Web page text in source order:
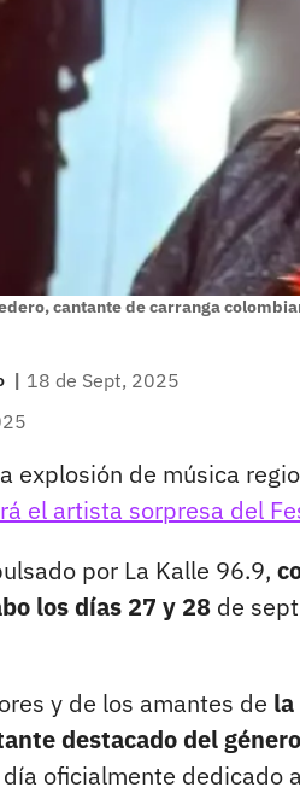
cantante de carranga
| 18 de Sept, 2025
explosión de música
el artista sorpresa del
por La Kalle 96.9,
los días 27 y 28 de
y de los amantes de la
destacado del
oficialmente dedicado